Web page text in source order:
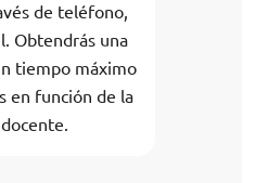
de teléfono,
Obtendrás una
tiempo máximo
en función de la